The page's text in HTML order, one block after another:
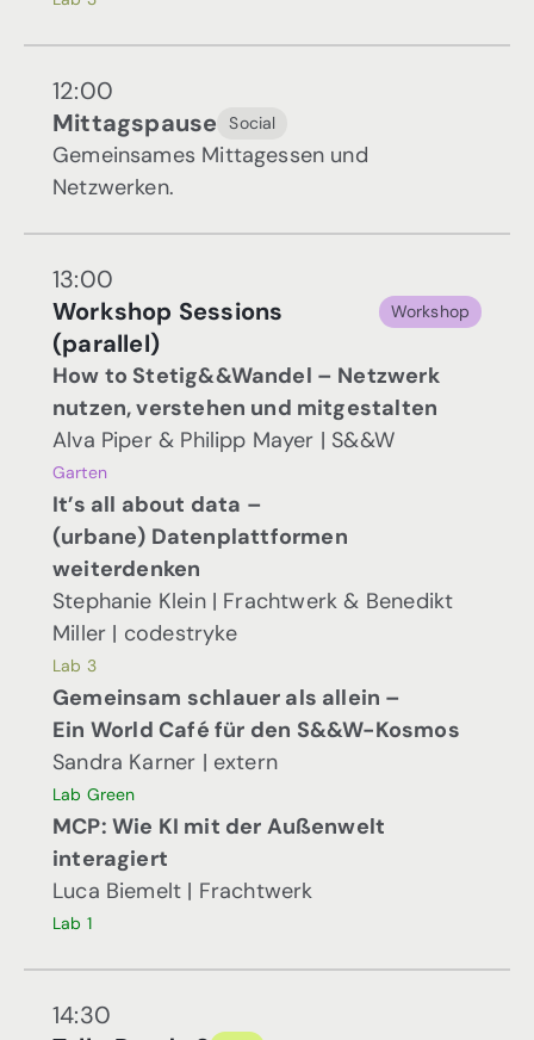
12:00
Mittagspause
Social
Gemeinsames Mittagessen und
Netzwerken.
13:00
Workshop Sessions
(parallel)
Workshop
How to Stetig&&Wandel – Netzwerk
nutzen, verstehen und mitgestalten
Alva Piper & Philipp Mayer | S&&W
Garten
It’s all about data –
(urbane) Datenplattformen
weiterdenken
Stephanie Klein | Frachtwerk & Benedikt
Miller | codestryke
Lab 3
Gemeinsam schlauer als allein –
Ein World Café für den S&&W-Kosmos
Sandra Karner | extern
Lab Green
MCP: Wie KI mit der Außenwelt
interagiert
Luca Biemelt | Frachtwerk
Lab 1
14:30